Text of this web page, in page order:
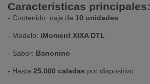
Características principales:
- Contenido: caja de 10 unidades
- Modelo: iMoment XIXA DTL
- Sabor: Banonino
- Hasta 25.000 caladas por dispositivo